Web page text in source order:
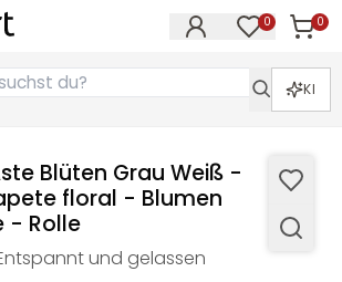
0 0
KI
Blüten Grau Weiß -
floral - Blumen
- Rolle
Entspannt und gelassen